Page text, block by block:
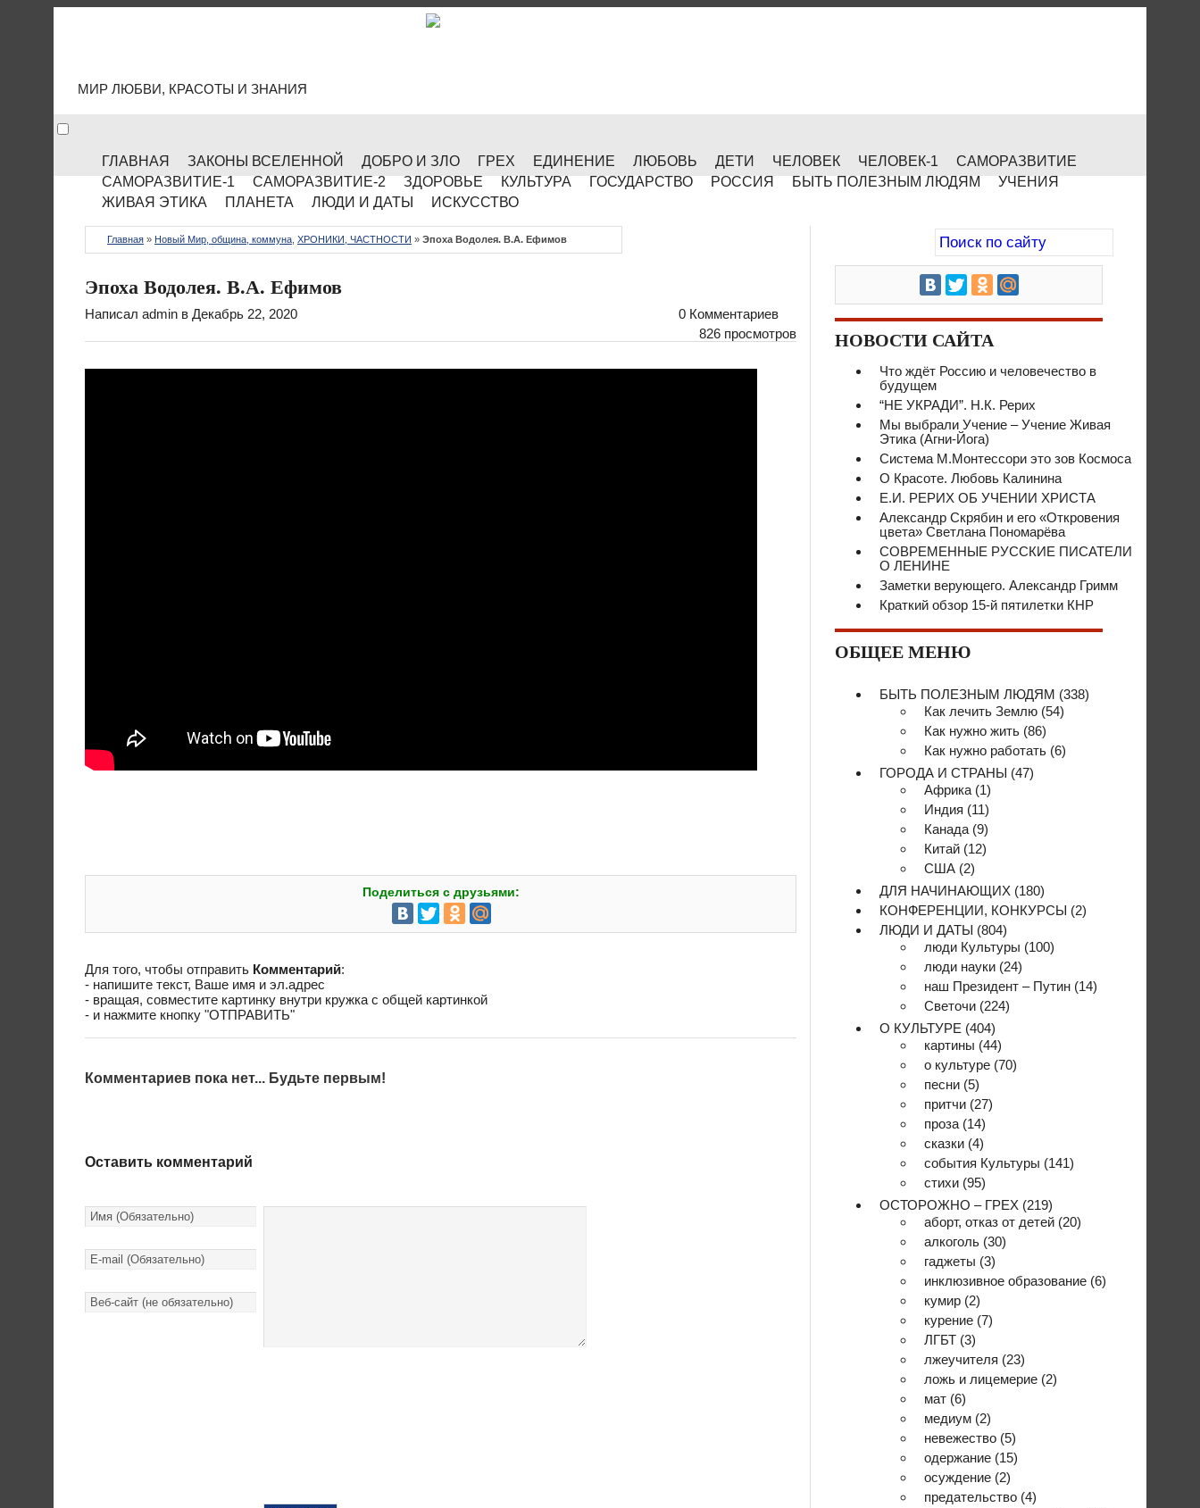
МИР ЛЮБВИ, КРАСОТЫ И ЗНАНИЯ
ГЛАВНАЯ ЗАКОНЫ ВСЕЛЕННОЙ ДОБРО И ЗЛО ГРЕХ ЕДИНЕНИЕ ЛЮБОВЬ ДЕТИ ЧЕЛОВЕК ЧЕЛОВЕК-1
САМОРАЗВИТИЕ
САМОРАЗВИТИЕ-1
САМОРАЗВИТИЕ-2 ЗДОРОВЬЕ КУЛЬТУРА ГОСУДАРСТВО РОССИЯ БЫТЬ ПОЛЕЗНЫМ ЛЮДЯМ
УЧЕНИЯ
ЖИВАЯ ЭТИКА
ПЛАНЕТА ЛЮДИ И ДАТЫ ИСКУССТВО
Главная » Новый Мир, община, коммуна ХРОНИКИ, ЧАСТНОСТИ » Эпоха Водолея. В.А. Ефимов
Эпоха Водолея. В.А. Ефимов
Написал admin в Декабрь 22, 2020
0 Комментариев
826 просмотров
Поделиться с друзьями:
Для того, чтобы отправить Комментарий:
- напишите текст, Ваше имя и эл.адрес
- вращая, совместите картинку внутри кружка с общей картинкой
- и нажмите кнопку "ОТПРАВИТЬ"
Комментариев пока нет... Будьте первым!
Оставить комментарий
НОВОСТИ САЙТА
Что ждёт Россию и человечество в
будущем
“НЕ УКРАДИ”. Н.К. Рерих
Мы выбрали Учение – Учение Живая
Этика (Агни-Йога)
Система М.Монтессори это зов Космоса
О Красоте. Любовь Калинина
Е.И. РЕРИХ ОБ УЧЕНИИ ХРИСТА
Александр Скрябин и его «Откровения
цвета» Светлана Пономарёва
СОВРЕМЕННЫЕ РУССКИЕ ПИСАТЕЛИ
О ЛЕНИНЕ
Заметки верующего. Александр Гримм
Краткий обзор 15-й пятилетки КНР
ОБЩЕЕ МЕНЮ
БЫТЬ ПОЛЕЗНЫМ ЛЮДЯМ (338)
Как лечить Землю (54)
Как нужно жить (86)
Как нужно работать (6)
ГОРОДА И СТРАНЫ (47)
Африка (1)
Индия (11)
Канада (9)
Китай (12)
США (2)
ДЛЯ НАЧИНАЮЩИХ (180)
КОНФЕРЕНЦИИ, КОНКУРСЫ (2)
ЛЮДИ И ДАТЫ (804)
люди Культуры (100)
люди науки (24)
наш Президент – Путин (14)
Светочи (224)
О КУЛЬТУРЕ (404)
картины (44)
о культуре (70)
песни (5)
притчи (27)
проза (14)
сказки (4)
события Культуры (141)
стихи (95)
ОСТОРОЖНО – ГРЕХ (219)
аборт, отказ от детей (20)
алкоголь (30)
гаджеты (3)
инклюзивное образование (6)
кумир (2)
курение (7)
ЛГБТ (3)
лжеучителя (23)
ложь и лицемерие (2)
мат (6)
медиум (2)
невежество (5)
одержание (15)
осуждение (2)
предательство (4)